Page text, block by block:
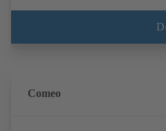
PumpDrive 2 Eco uten
EN 50347, dimensjoner i
Comeo